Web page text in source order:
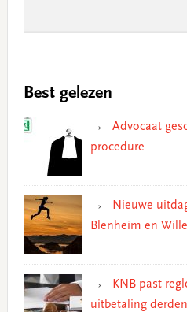
Best gelezen
Advocaat
procedure
Nieuwe
Blenheim en
KNB past
uitbetaling